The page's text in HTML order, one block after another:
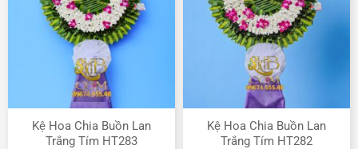
Kệ Hoa Chia Buồn Lan
Trắng Tím HT283
Kệ Hoa Chia Buồn Lan
Trắng Tím HT282